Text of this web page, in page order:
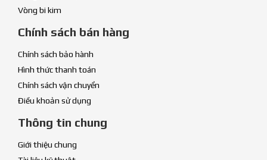
Vòng bi kim
Chính sách bán hàng
Chính sách bảo hành
Hình thức thanh toán
Chính sách vận chuyển
Điều khoản sử dụng
Thông tin chung
Giới thiệu chung